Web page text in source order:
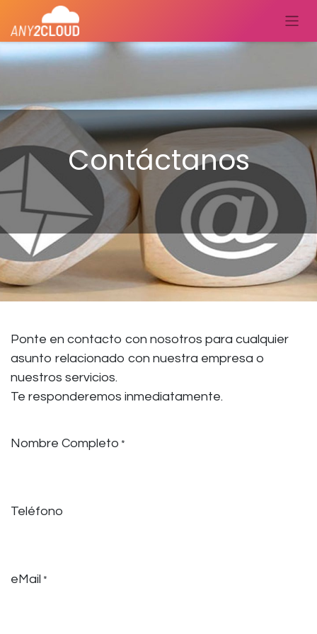
Contáctanos
Ponte en contacto con nosotros para cualquier
asunto relacionado con nuestra empresa o
nuestros servicios.
Te responderemos inmediatamente.
Nombre Completo *
Teléfono
eMail *